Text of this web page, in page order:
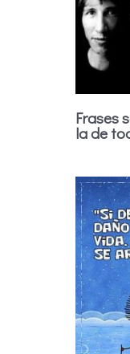
Frases
la de